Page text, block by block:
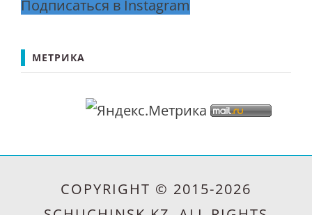
Подписаться в Instagram
МЕТРИКА
COPYRIGHT © 2015-2026